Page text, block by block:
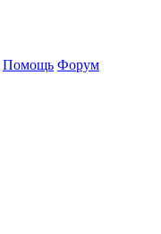
Помощь Форум